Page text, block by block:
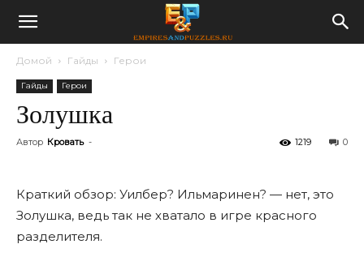
Домой Гайды Герои
Гайды Герои
Золушка
Автор Кровать - 0
1219
Краткий обзор: Уилбер? Ильмаринен? — нет, это
Золушка, ведь так не хватало в игре красного
разделителя.